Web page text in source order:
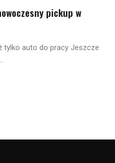
pickup w
tylko auto do pracy Jeszcze